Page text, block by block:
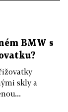
BMW s
skly a